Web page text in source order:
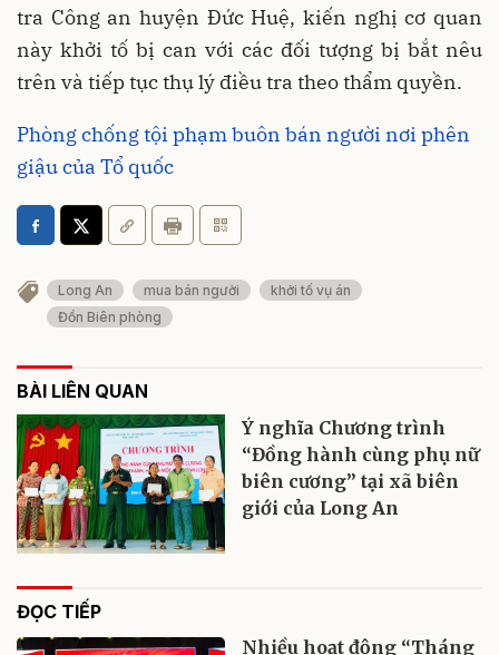
tra Công an huyện Đức Huệ, kiến nghị cơ quan
này khởi tố bị can với các đối tượng bị bắt nêu
trên và tiếp tục thụ lý điều tra theo thẩm quyền.
Phòng chống tội phạm buôn bán người nơi phên
giậu của Tổ quốc
Long An mua bán người
khởi tố vụ án
Đồn Biên phòng
BÀI LIÊN QUAN
Ý nghĩa Chương trình
“Đồng hành cùng phụ nữ
biên cương” tại xã biên
giới của Long An
ĐỌC TIẾP
Nhiều hoạt động “Tháng